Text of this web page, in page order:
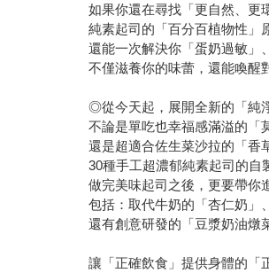
如果你還在尋找「更自然、
純素起司的「百分百植物性」
還能一次解決你「蛋奶過敏」
不僅滋養你的味蕾，還能喚醒
◎從今天起，展開全新的「純
不論是單吃也幸福感滿溢的「
還是超適合佐生菜沙拉的「香
30種手工超濃郁純素起司的自
做完美味起司之後，更要帶你
包括：取代牛奶的「杏仁奶」
還有創意研發的「豆漿奶油
讓「正確飲食」提供身體的「